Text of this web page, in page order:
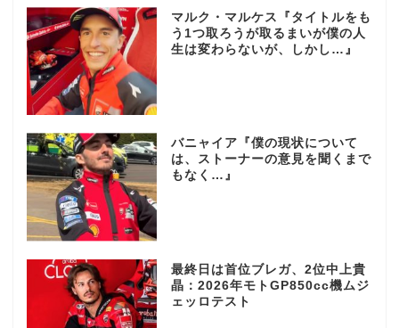
マルク・マルケス『タイトルをも
う1つ取ろうが取るまいが僕の人
生は変わらないが、しかし…』
バニャイア『僕の現状について
は、ストーナーの意見を聞くまで
もなく…』
最終日は首位ブレガ、2位中上貴
晶：2026年モトGP850cc機ムジ
ェッロテスト